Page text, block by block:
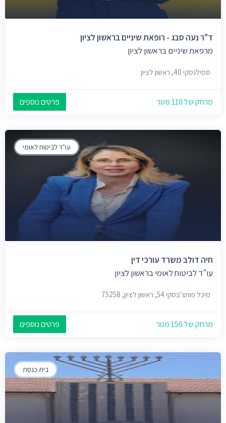
ד"ר נעה סבג - רופאת שיניים בראשון לציון
מרפאת שיניים בראשון לציון
סמילנסקי 40, ראשון לציון
מרחק של 110 מטר פרטים נוספים
עו"ד לביטוח לאומי
חיה דולב משרד עורכי דין
עו"ד לביטוח לאומי בראשון לציון
מיכל פוחצ'בסקי 54, ראשון לציון, 75258
מרחק של 150 מטר פרטים נוספים
בית כנסת